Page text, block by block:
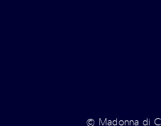
© Madonna di